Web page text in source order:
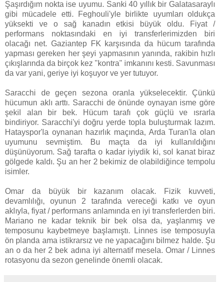
Şaşırdığım nokta ise uyumu. Sanki 40 yıllık bir Galatasaraylı
gibi mücadele etti. Feghouli'yle birlikte uyumları oldukça
yüksekti ve o sağ kanadın etkisi büyük oldu. Fiyat /
performans noktasındaki en iyi transferlerimizden biri
olacağı net. Gaziantep FK karşısında da hücum tarafında
yapması gereken her şeyi yapmasının yanında, rakibin hızlı
çıkışlarında da birçok kez "kontra" imkanını kesti. Savunması
da var yani, geriye iyi koşuyor ve yer tutuyor.
Saracchi de geçen sezona oranla yükselecektir. Çünkü
hücumun aklı arttı. Saracchi de önünde oynayan isme göre
şekil alan bir bek. Hücum tarafı çok güçlü ve ısrarla
bindiriyor. Saracchi'yi doğru yerde topla buluşturmak lazım.
Hatayspor'la oynanan hazırlık maçında, Arda Turan'la olan
uyumunu sevmiştim. Bu maçta da iyi kullanıldığını
düşünüyorum. Sağ tarafta o kadar iyiydik ki, sol kanat biraz
gölgede kaldı. Şu an her 2 bekimiz de olabildiğince tempolu
isimler.
Omar da büyük bir kazanım olacak. Fizik kuvveti,
devamlılığı, oyunun 2 tarafında vereceği katkı ve oyun
aklıyla, fiyat / performans anlamında en iyi transferlerden biri.
Mariano ne kadar teknik bir bek olsa da, yaşlanmış ve
temposunu kaybetmeye başlamıştı. Linnes ise temposuyla
ön planda ama istikrarsız ve ne yapacağını bilmez halde. Şu
an o da her 2 bek adına iyi alternatif mesela. Omar / Linnes
rotasyonu da sezon genelinde önemli olacak.